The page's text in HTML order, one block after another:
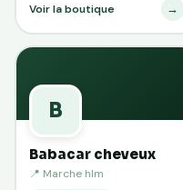
Voir la boutique →
B
Babacar cheveux
📍 Marche hlm